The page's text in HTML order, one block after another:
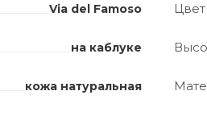
Via del Famoso Цвет
на каблуке
кожа натуральная